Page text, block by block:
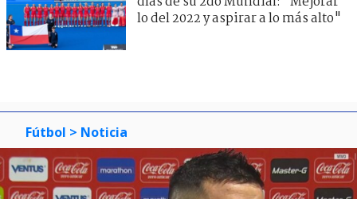
lo del 2022 y aspirar a lo más alto"
Fútbol > Noticia